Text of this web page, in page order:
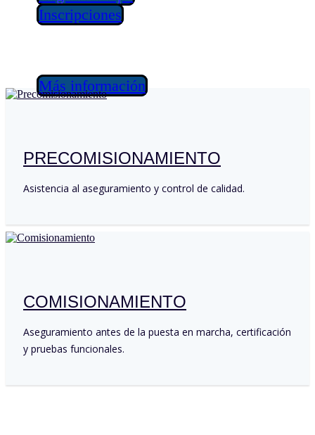
Inscripciones
Más información
PRECOMISIONAMIENTO
Asistencia al aseguramiento y control de calidad.
COMISIONAMIENTO
Aseguramiento antes de la puesta en marcha, certificación
y pruebas funcionales.